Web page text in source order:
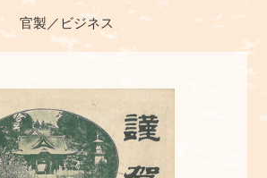
官製／ビジネス